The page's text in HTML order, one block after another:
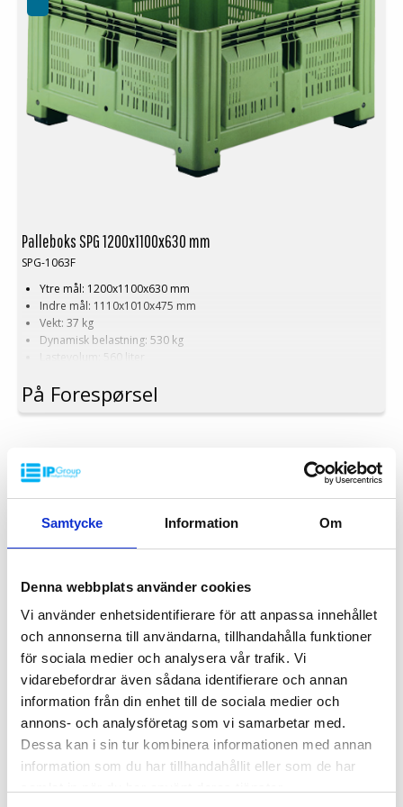
Samtycke Information Om
Denna webbplats använder cookies
Vi använder enhetsidentifierare för att anpassa innehållet
och annonserna till användarna, tillhandahålla funktioner
för sociala medier och analysera vår trafik. Vi
vidarebefordrar även sådana identifierare och annan
information från din enhet till de sociala medier och
annons- och analysföretag som vi samarbetar med.
Dessa kan i sin tur kombinera informationen med annan
information som du har tillhandahållit eller som de har
Palleboks SPG 1200x1100x630 mm
SPG-1063F
Ytre mål: 1200x1100x630 mm
Indre mål: 1110x1010x475 mm
Vekt: 37 kg
Dynamisk belastning: 530 kg
Lastevolum: 560 liter
Standardfarge: Grønn
Logistikk: 4 stk/pallplasser (120x110x270 cm)
bestilling på mellom 200-2000 stk. Kontakt oss for mer informasjon.
På Forespørsel
Palleboks SP 1200x1100x760 mm
FASTE PERFORERTE